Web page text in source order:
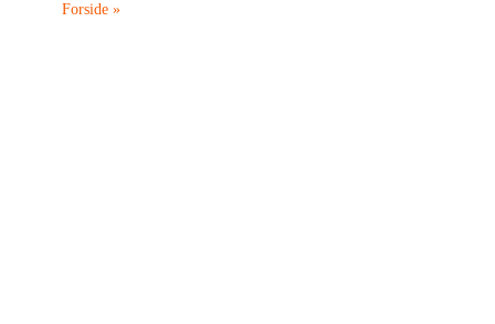
Forside »